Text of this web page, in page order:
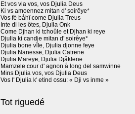
Et vos vla vos, vos Djulia Deus
Ki vs amoennez mitan d' soirêye*
Vos fé båhî come Djulia Treus
Inte di les ôtes, Djulia Onk
Come Djhan ki tchoûle et Djhan ki reye
Djulia ki candje mitan d' soirêye*
Djulia bone vîle, Djulia djonne feye
Djulia Nanesse, Djulia Catrene
Djulia Mareye, Djulia Djåklene
Mamzele cour d' agnon å long del samwinne
Mins Djulia vos, vos Djulia Deus
Vos l' Djulia k' etind ossu: « Dji vs inme »
Tot riguedé